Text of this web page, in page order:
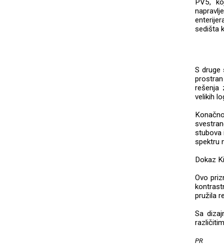
PV5,
sedišta
S druge
rešenja
velikih
stubova
spektru
Dokaz
Ovo
pružila
Sa
PR